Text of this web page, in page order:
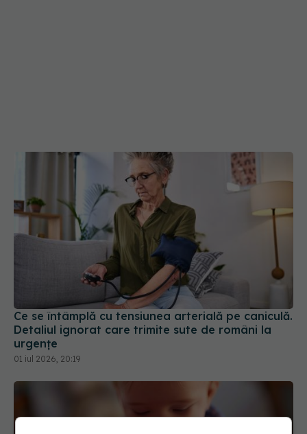
Ce se întâmplă cu tensiunea arterială pe caniculă.
Detaliul ignorat care trimite sute de români la
urgențe
01 iul 2026, 20:19